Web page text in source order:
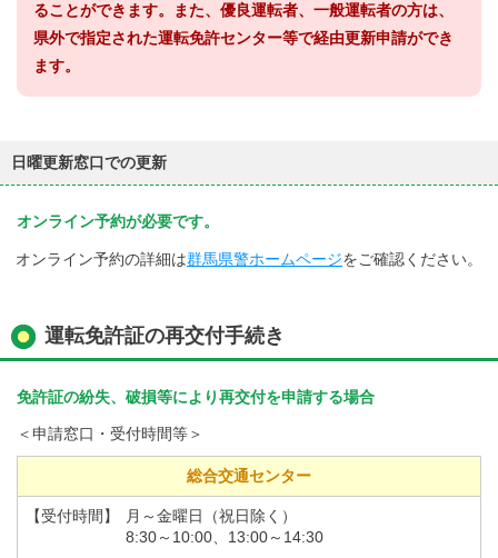
ることができます。また、優良運転者、一般運転者の方は、
県外で指定された運転免許センター等で経由更新申請ができ
ます。
日曜更新窓口での更新
オンライン予約が必要です。
オンライン予約の詳細は群馬県警ホームページをご確認ください。
運転免許証の再交付手続き
免許証の紛失、破損等により再交付を申請する場合
＜申請窓口・受付時間等＞
総合交通センター
【受付時間】
月～金曜日（祝日除く）
8:30～10:00、13:00～14:30